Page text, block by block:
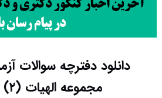
مجموعه الهیات (۲) کد ۲۱۳۹